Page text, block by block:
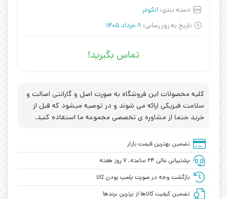
دسته بندی: انکودر
تاریخ به روز رسانی: 8 خرداد 1405
تماس بگیرید!
کلیه محصولات این فروشگاه به صورت اصل و گارانتی اصالت و
سلامت فیزیکی ارائه می شوند و در توصیه میشود که قبل از
خرید حتما از مشاوره ی تخصصی مجموعه ما استفاده کنید.
تضمین بهترین قیمت بازار
پشتیبانی عالی ۲۴ ساعته، ۷ روز هفته
بازگشت وجه در صورت پلمپ بودن کالا
تضمین کیفیت کالاها از برترین برندها